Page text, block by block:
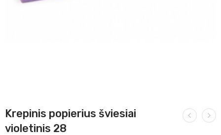
Krepinis popierius šviesiai
violetinis 28